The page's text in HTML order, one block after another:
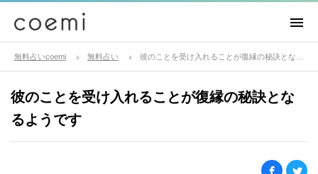
無料占いcoemi 無料占い
彼のことを受け入れることが復縁の秘訣とな
るようです